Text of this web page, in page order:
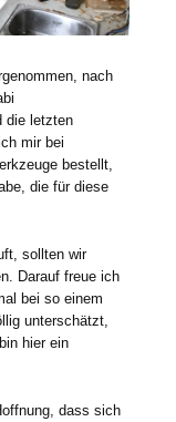
nach
die letzten
mir bei
bestellt,
die für diese
sollten wir
Darauf freue ich
bei so einem
unterschätzt,
hier ein
dass sich